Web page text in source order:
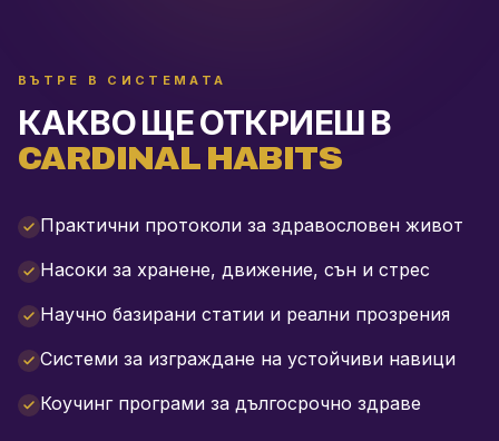
ВЪТРЕ В СИСТЕМАТА
КАКВО ЩЕ ОТКРИЕШ В
CARDINAL HABITS
Практични протоколи за здравословен живот
Насоки за хранене, движение, сън и стрес
Научно базирани статии и реални прозрения
Системи за изграждане на устойчиви навици
Коучинг програми за дългосрочно здраве